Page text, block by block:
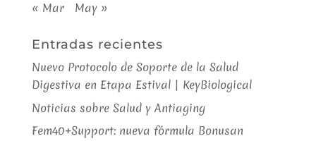
« Mar
May »
Entradas recientes
Nuevo Protocolo de Soporte de la Salud
Digestiva en Etapa Estival | KeyBiological
Noticias sobre Salud y Antiaging
Fem40+Support: nueva fórmula Bonusan